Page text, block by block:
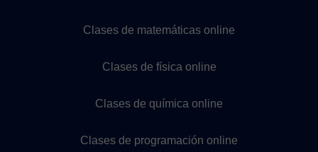
Clases de matemáticas online
Clases de física online
Clases de química online
Clases de programación online